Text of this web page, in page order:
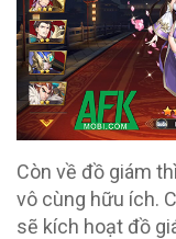
Còn về đồ giám
vô cùng hữu ích.
sẽ kích hoạt đồ